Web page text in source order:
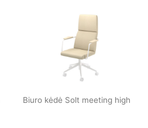
Biuro kėdė Solt meeting high